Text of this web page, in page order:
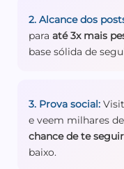
2. Alcance dos
para até 3x mais
base sólida de
3. Prova social:
e veem milhares
chance de te seguir
baixo.